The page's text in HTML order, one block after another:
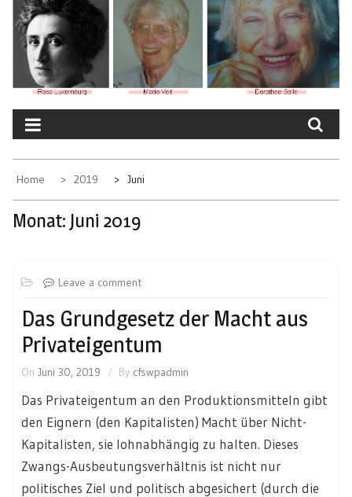
Home 2019 Juni
Monat: Juni 2019
Leave a comment
Das Grundgesetz der Macht aus
Privateigentum
On Juni 30, 2019 By cfswpadmin
Das Privateigentum an den Produktionsmitteln gibt
den Eignern (den Kapitalisten) Macht über Nicht-
Kapitalisten, sie lohnabhängig zu halten. Dieses
Zwangs-Ausbeutungsverhältnis ist nicht nur
politisches Ziel und politisch abgesichert (durch die